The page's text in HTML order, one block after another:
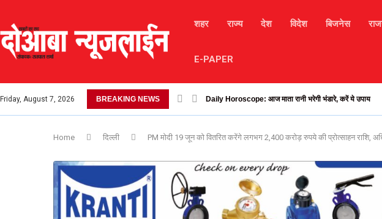
शहर राज्य देश विदेश बिजनेस
E-PAPER
Friday, August 7, 2026 BREAKING NEWS लैंडस्लाइड के कारण चंबा-भरमौर मार्ग अवरुद्ध, हजारों टूरिस्ट फंसे,
Home दिल्ली PM मोदी 19 जून को वितरित करेंगे लगभग 2,400 करोड़ रुपये की प्रोत्साहन राशि,